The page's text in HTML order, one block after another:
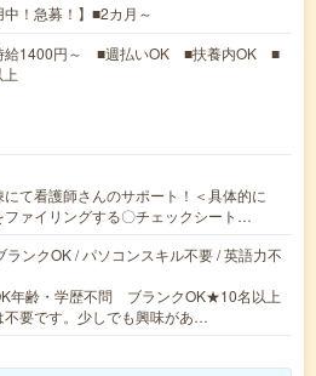
中！急募！】■2カ月～
給1400円～ ■週払いOK ■扶養内OK ■
て看護師さんのサポート！＜具体的に
ァイリングする〇チェックシート…
ランクOK / パソコンスキル不要 / 英語力不
年齢・学歴不問 ブランクOK★10名以上
不要です。少しでも興味があ…